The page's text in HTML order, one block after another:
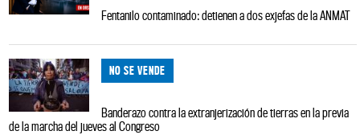
Fentanilo contaminado: detienen a dos exjefas de la ANMAT
NO SE VENDE
Banderazo contra la extranjerización de tierras en la previa
de la marcha del jueves al Congreso